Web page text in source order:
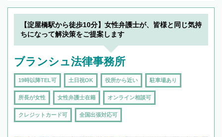
【淀屋橋駅から徒歩10分】女性弁護士が、皆様と同じ気持
ちになって解決策をご提案します
ブランシュ法律事務所
19時以降TEL可 土日祝OK 役所から近い 駐車場あり
所長が女性 女性弁護士在籍 オンライン相談可
クレジットカード可 全国出張対応可